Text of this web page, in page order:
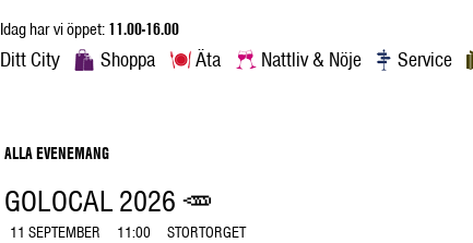
Idag har vi öppet:11.00-16.00
Ditt City Shoppa Äta Nattliv & Nöje Service
ALLA EVENEMANG
GOLOCAL 2026 🥕
11 SEPTEMBER 11:00 STORTORGET